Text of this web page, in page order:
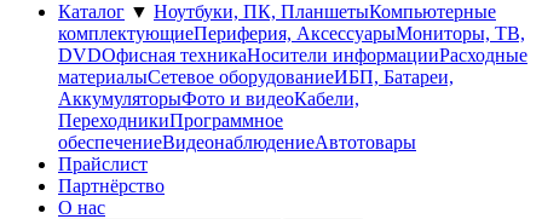
Каталог ▼ Ноутбуки, ПК, ПланшетыКомпьютерные
комплектующиеПериферия, АксессуарыМониторы, ТВ,
DVDОфисная техникаНосители информацииРасходные
материалыСетевое оборудованиеИБП, Батареи,
АккумуляторыФото и видеоКабели,
ПереходникиПрограммное
обеспечениеВидеонаблюдениеАвтотовары
Прайслист
Партнёрство
О нас